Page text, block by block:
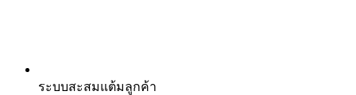
ระบบสะสมแต้มลูกค้า